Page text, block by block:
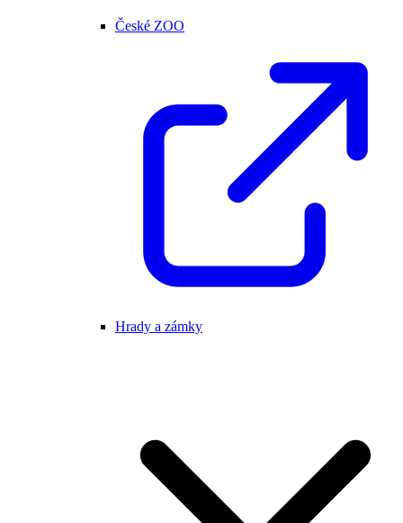
České ZOO
Hrady a zámky